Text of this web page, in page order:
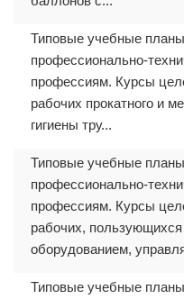
Типовые учебные
профессионально-
профессиям. Курсы
рабочих прокатного и
гигиены тру...
Типовые учебные
профессионально-
профессиям. Курсы
рабочих,
оборудованием,
Типовые учебные